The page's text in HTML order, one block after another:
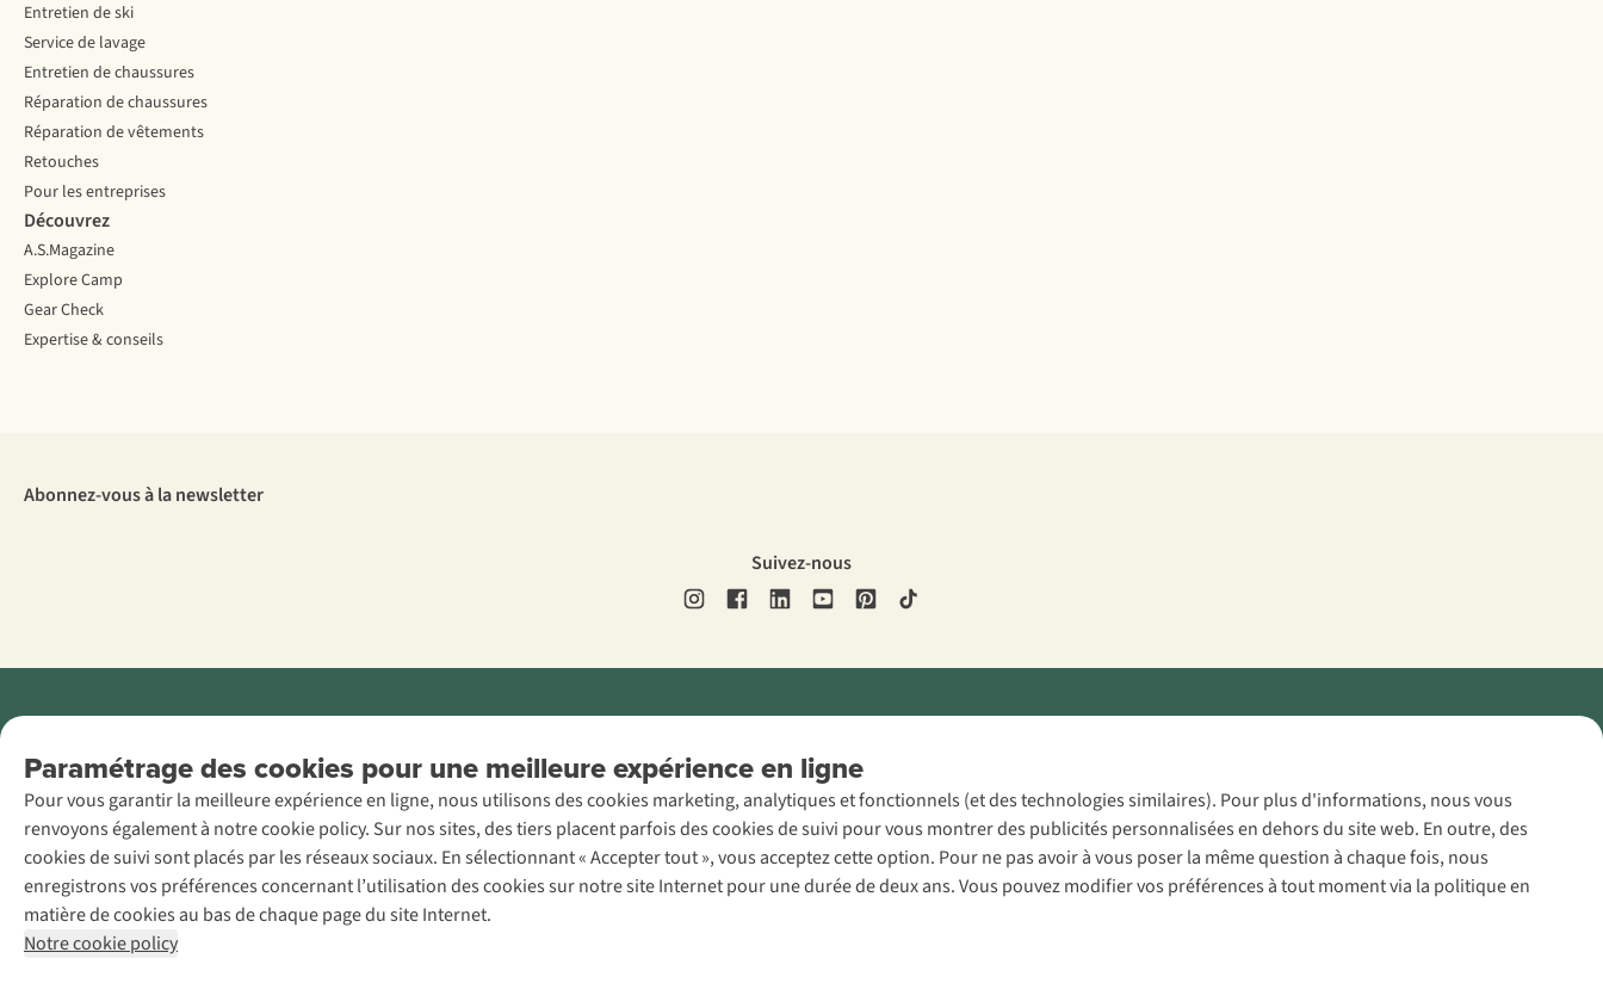
Paramétrage des cookies pour une meilleure expérience en ligne
Pour vous garantir la meilleure expérience en ligne, nous utilisons des cookies marketing, analytiques et fonctionnels (et des technologies similaires). Pour plus d'informations, nous vous
renvoyons également à notre cookie policy. Sur nos sites, des tiers placent parfois des cookies de suivi pour vous montrer des publicités personnalisées en dehors du site web. En outre, des
cookies de suivi sont placés par les réseaux sociaux. En sélectionnant « Accepter tout », vous acceptez cette option. Pour ne pas avoir à vous poser la même question à chaque fois, nous
enregistrons vos préférences concernant l’utilisation des cookies sur notre site Internet pour une durée de deux ans. Vous pouvez modifier vos préférences à tout moment via la politique en
matière de cookies au bas de chaque page du site Internet.
Notre cookie policy
Entretien de ski
Service de lavage
Entretien de chaussures
Réparation de chaussures
Réparation de vêtements
Retouches
Pour les entreprises
Découvrez
A.S.Magazine
Explore Camp
Gear Check
Expertise & conseils
Abonnez-vous à la newsletter
Suivez-nous
AS Adventure
France SAS,
Rue du Vieux
Faubourg 14, F-
59000 Lille
+32 (0)3 828
30 15